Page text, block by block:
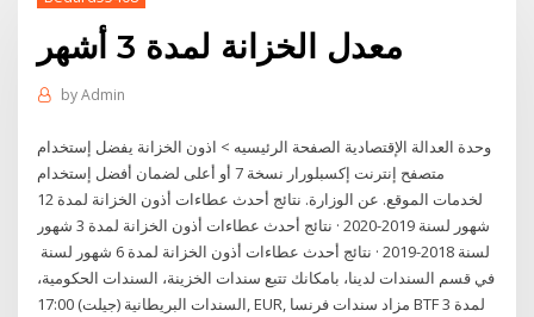
معدل الخزانة لمدة 3 أشهر
byAdmin
وحدة العدالة الإقتصادية الصفحة الرئيسيه > اذون الخزانة يفضل إستخدام
متصفح إنترنت إكسبلورار نسخة 7 أو أعلى لضمان أفضل إستخدام
لخدمات الموقع. عن الوزارة. نتائج أحدث عطاءات أذون الخزانة لمدة 12
شهور لسنة 2019-2020 · نتائج أحدث عطاءات أذون الخزانة لمدة 3 شهور
لسنة 2018-2019 · نتائج أحدث عطاءات أذون الخزانة لمدة 6 شهور لسنة
في قسم السندات لدينا، بامكانك تتبع سندات الخزينة، السندات الحكومية،
السندات البريطانية (جيلت) 17:00, EUR, مزاد سندات فرنسا BTF لمدة 3